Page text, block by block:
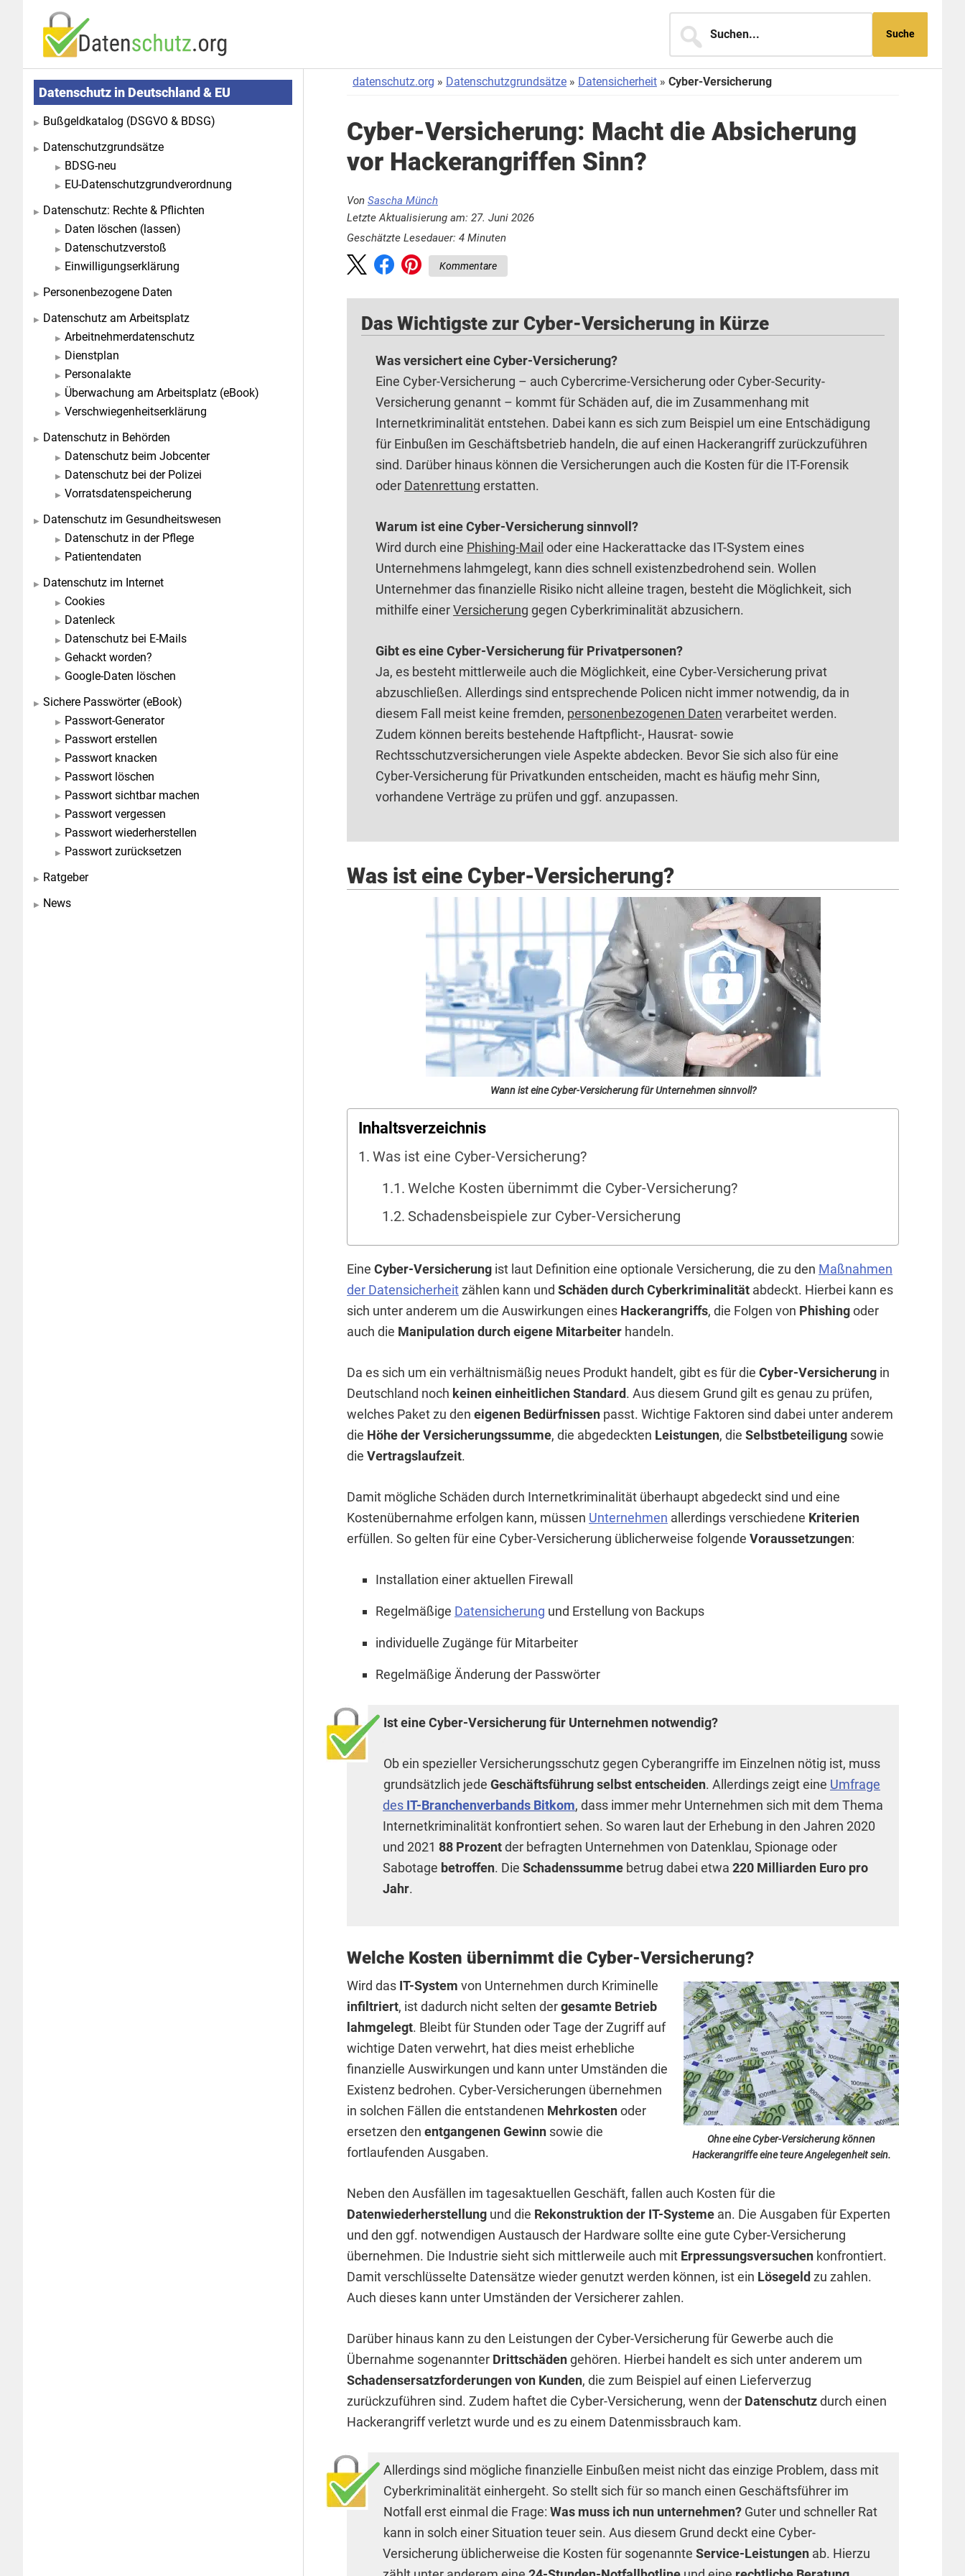
Seitenspalte
datenschutz.org Datenschutzgrundsätze Datensicherheit Cyber-Versicherung
Cyber-Versicherung: Macht die Absicherung
vor Hackerangriffen Sinn?
Von Sascha Münch
Letzte Aktualisierung am: 27. Juni 2026
Geschätzte Lesedauer: 4 Minuten
Kommentare
Das Wichtigste zur Cyber-Versicherung in Kürze
Was versichert eine Cyber-Versicherung?
Eine Cyber-Versicherung – auch Cybercrime-Versicherung oder Cyber-Security-
Versicherung genannt – kommt für Schäden auf, die im Zusammenhang mit
Internetkriminalität entstehen. Dabei kann es sich zum Beispiel um eine Entschädigung
für Einbußen im Geschäftsbetrieb handeln, die auf einen Hackerangriff zurückzuführen
sind. Darüber hinaus können die Versicherungen auch die Kosten für die IT-Forensik
oder Datenrettung erstatten.
Warum ist eine Cyber-Versicherung sinnvoll?
Wird durch eine Phishing-Mail oder eine Hackerattacke das IT-System eines
Unternehmens lahmgelegt, kann dies schnell existenzbedrohend sein. Wollen
Unternehmer das finanzielle Risiko nicht alleine tragen, besteht die Möglichkeit, sich
mithilfe einerVersicherung gegen Cyberkriminalität abzusichern.
Gibt es eine Cyber-Versicherung für Privatpersonen?
Ja, es besteht mittlerweile auch die Möglichkeit, eine Cyber-Versicherung privat
abzuschließen. Allerdings sind entsprechende Policen nicht immer notwendig, da in
diesem Fall meist keine fremden, personenbezogenen Daten verarbeitet werden.
Zudem können bereits bestehende Haftpflicht-, Hausrat- sowie
Rechtsschutzversicherungen viele Aspekte abdecken. Bevor Sie sich also für eine
Cyber-Versicherung für Privatkunden entscheiden, macht es häufig mehr Sinn,
vorhandene Verträge zu prüfen und ggf. anzupassen.
Was ist eine Cyber-Versicherung?
Wann ist eine Cyber-Versicherung für Unternehmen sinnvoll?
Inhaltsverzeichnis
Was ist eine Cyber-Versicherung?
Welche Kosten übernimmt die Cyber-Versicherung?
Schadensbeispiele zur Cyber-Versicherung
Eine Cyber-Versicherung ist laut Definition eine optionale Versicherung, die zu den Maßnahmen
der Datensicherheitzählen kann und Schäden durch Cyberkriminalität abdeckt. Hierbei kann es
sich unter anderem um die Auswirkungen eines Hackerangriffs, die Folgen von Phishingoder
auch die Manipulation durch eigene Mitarbeiter handeln.
Da es sich um ein verhältnismäßig neues Produkt handelt, gibt es für die Cyber-Versicherung in
Deutschland noch keinen einheitlichen Standard. Aus diesem Grund gilt es genau zu prüfen,
welches Paket zu den eigenen Bedürfnissen passt. Wichtige Faktoren sind dabei unter anderem
die Höhe der Versicherungssumme, die abgedeckten Leistungen, die Selbstbeteiligung sowie
die Vertragslaufzeit.
Damit mögliche Schäden durch Internetkriminalität überhaupt abgedeckt sind und eine
Kostenübernahme erfolgen kann, müssen Unternehmen allerdings verschiedene Kriterien
erfüllen. So gelten für eine Cyber-Versicherung üblicherweise folgende Voraussetzungen:
Installation einer aktuellen Firewall
Regelmäßige Datensicherung und Erstellung von Backups
individuelle Zugänge für Mitarbeiter
Regelmäßige Änderung der Passwörter
Ist eine Cyber-Versicherung für Unternehmen notwendig?
Ob ein spezieller Versicherungsschutz gegen Cyberangriffe im Einzelnen nötig ist, muss
grundsätzlich jede Geschäftsführung selbst entscheiden. Allerdings zeigt eine Umfrage
des IT-Branchenverbands Bitkom, dass immer mehr Unternehmen sich mit dem Thema
Internetkriminalität konfrontiert sehen. So waren laut der Erhebung in den Jahren 2020
und 2021 88 Prozentder befragten Unternehmen von Datenklau, Spionage oder
Sabotage betroffen. Die Schadenssumme betrug dabei etwa 220 Milliarden Euro pro
Jahr.
Welche Kosten übernimmt die Cyber-Versicherung?
Ohne eine Cyber-Versicherung können
Hackerangriffe eine teure Angelegenheit sein.
Wird das IT-System von Unternehmen durch Kriminelle
infiltriert, ist dadurch nicht selten dergesamte Betrieb
lahmgelegt. Bleibt für Stunden oder Tage der Zugriff auf
wichtige Daten verwehrt, hat dies meist erhebliche
finanzielle Auswirkungen und kann unter Umständen die
Existenz bedrohen. Cyber-Versicherungen übernehmen
in solchen Fällen die entstandenen Mehrkostenoder
ersetzen den entgangenen Gewinn sowie die
fortlaufenden Ausgaben.
Neben den Ausfällen im tagesaktuellen Geschäft, fallen auch Kosten für die
Datenwiederherstellung und die Rekonstruktion der IT-Systeme an. Die Ausgaben für Experten
und den ggf. notwendigen Austausch der Hardware sollte eine gute Cyber-Versicherung
übernehmen. Die Industrie sieht sich mittlerweile auch mit Erpressungsversuchen konfrontiert.
Damit verschlüsselte Datensätze wieder genutzt werden können, ist ein Lösegeld zu zahlen.
Auch dieses kann unter Umständen der Versicherer zahlen.
Darüber hinaus kann zu den Leistungen der Cyber-Versicherung für Gewerbe auch die
Übernahme sogenannter Drittschädengehören. Hierbei handelt es sich unter anderem um
Schadensersatzforderungen von Kunden, die zum Beispiel auf einen Lieferverzug
zurückzuführen sind. Zudem haftet die Cyber-Versicherung, wenn der Datenschutzdurch einen
Hackerangriff verletzt wurde und es zu einem Datenmissbrauch kam.
Allerdings sind mögliche finanzielle Einbußen meist nicht das einzige Problem, dass mit
Cyberkriminalität einhergeht. So stellt sich für so manch einen Geschäftsführer im
Notfall erst einmal die Frage: Was muss ich nun unternehmen? Guter und schneller Rat
kann in solch einer Situation teuer sein. Aus diesem Grund deckt eine Cyber-
Versicherung üblicherweise die Kosten für sogenannte Service-Leistungen ab. Hierzu
Seitenspalte
Datenschutz in Deutschland & EU
Bußgeldkatalog (DSGVO & BDSG)
Datenschutzgrundsätze
BDSG-neu
EU-Datenschutzgrundverordnung
Datenschutz: Rechte & Pflichten
Daten löschen (lassen)
Datenschutzverstoß
Einwilligungserklärung
Personenbezogene Daten
Datenschutz am Arbeitsplatz
Arbeitnehmerdatenschutz
Dienstplan
Personalakte
Überwachung am Arbeitsplatz (eBook)
Verschwiegenheitserklärung
Datenschutz in Behörden
Datenschutz beim Jobcenter
Datenschutz bei der Polizei
Vorratsdatenspeicherung
Datenschutz im Gesundheitswesen
Datenschutz in der Pflege
Patientendaten
Datenschutz im Internet
Cookies
Datenleck
Datenschutz bei E-Mails
Gehackt worden?
Google-Daten löschen
Sichere Passwörter (eBook)
Passwort-Generator
Passwort erstellen
Passwort knacken
Passwort löschen
Passwort sichtbar machen
Passwort vergessen
Passwort wiederherstellen
Passwort zurücksetzen
Ratgeber
News